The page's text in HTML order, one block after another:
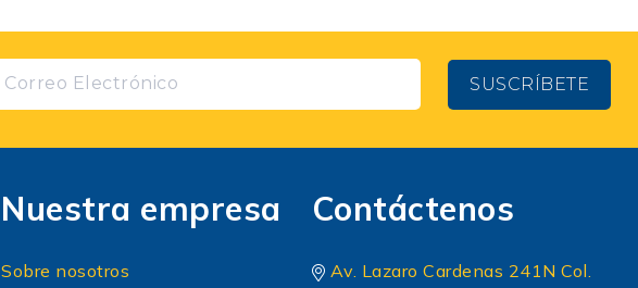
SUSCRÍBETE
Nuestra empresa
Sobre nosotros
Contáctenos
Av. Lazaro Cardenas 241N Col.